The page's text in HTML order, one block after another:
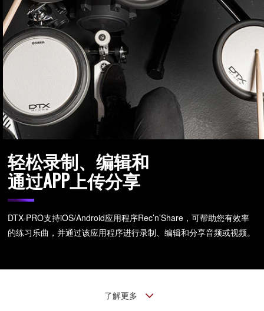
轻松录制、编辑和
通过APP上传分享
DTX-PRO支持iOS/Android应用程序Rec’n’Share，可帮助您有效率
的练习乐曲，并通过该应用程序进行录制、编辑和分享音频或视频。
了解更多